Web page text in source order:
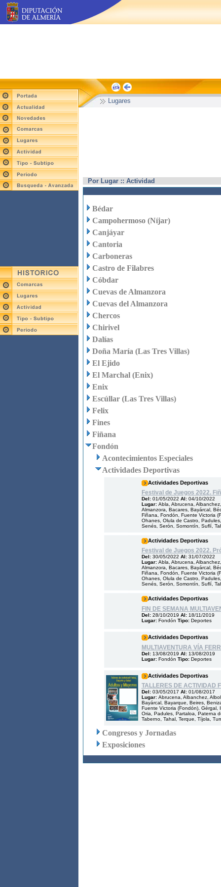
Lugares
Por Lugar :: Actividad
Bédar
Campohermoso (Níjar)
Canjáyar
Cantoria
Carboneras
Castro de Filabres
Cóbdar
Cuevas de Almanzora
Cuevas del Almanzora
Chercos
Chirivel
Dalías
Doña María (Las Tres Villas)
El Ejido
El Marchal (Enix)
Enix
Escúllar (Las Tres Villas)
Felix
Fines
Fiñana
Fondón
Acontecimientos Especiales
Actividades Deportivas
Actividades Deportivas
Festival de Juegos 2022.
Del: 01/05/2022 Al: 04/10/2022
Lugar: Abla, Abrucena,
Almanzora, Bacares, Bayárcal,
Fiñana, Fondón, Fuente Victoria
Ohanes, Olula de Castro,
Senés, Serón, Somontín, Suflí,
Actividades Deportivas
Festival de Juegos 2022.
Del: 30/05/2022 Al: 31/07/2022
Lugar: Abla, Abrucena,
Almanzora, Bacares, Bayárcal,
Fiñana, Fondón, Fuente Victoria
Ohanes, Olula de Castro,
Senés, Serón, Somontín, Suflí,
Actividades Deportivas
FIN DE SEMANA
Del: 28/10/2019 Al: 18/11/2019
Lugar: Fondón Tipo: Deportes
Actividades Deportivas
MULTIAVENTURA VÍA
Del: 13/08/2019 Al: 13/08/2019
Lugar: Fondón Tipo: Deportes
Actividades Deportivas
TALLERES DE ACTIVIDAD
Del: 03/05/2017 Al: 01/08/2017
Lugar: Abrucena, Albanchez,
Bayárcal, Bayarque, Beires,
Fuente Victoria (Fondón), Gérgal,
Oria, Padules, Partaloa, Paterna
Taberno, Tahal, Terque, Tíjola,
Congresos y Jornadas
Exposiciones